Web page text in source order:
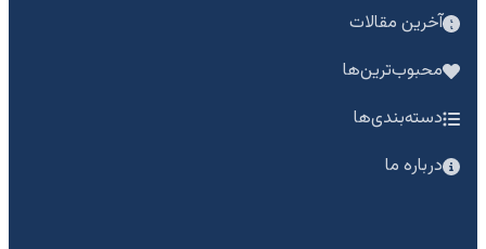
آخرین مقالات
محبوب‌ترین‌ها
دسته‌بندی‌ها
درباره ما